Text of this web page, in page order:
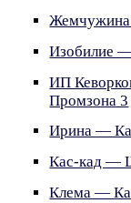
Жемчужина
Изобилие
ИП
Промзона 3
Ирина —
Кас-кад —
Клема —